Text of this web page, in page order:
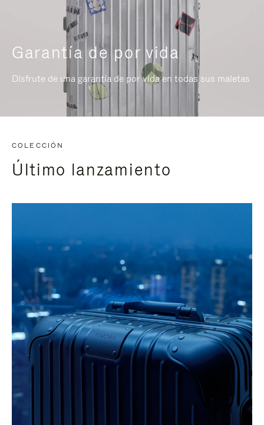
Garantía de por vida
Disfrute de una garantía de por vida en todas sus maletas
COLECCIÓN
Último lanzamiento